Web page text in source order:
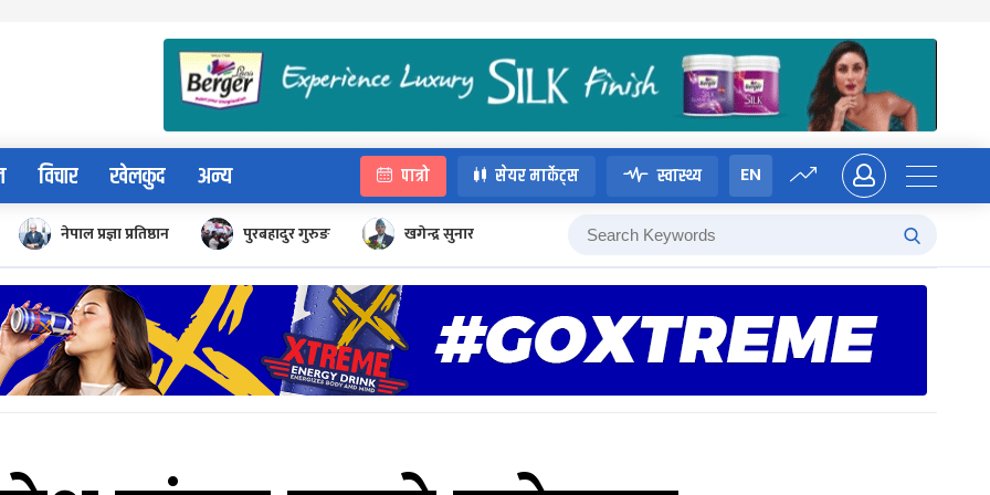
विचार खेलकुद अन्य पात्रो सेयर मार्केट्स स्वास्थ्य EN
नेपाल प्रज्ञा प्रतिष्ठान पुरबहादुर गुरुङ खगेन्द्र सुनार